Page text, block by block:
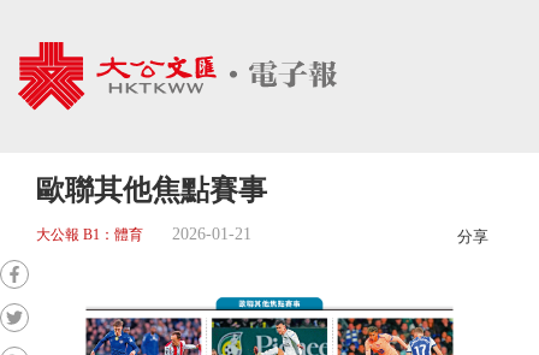
歐聯其他焦點賽事
大公報 B1：體育 2026-01-21 分享